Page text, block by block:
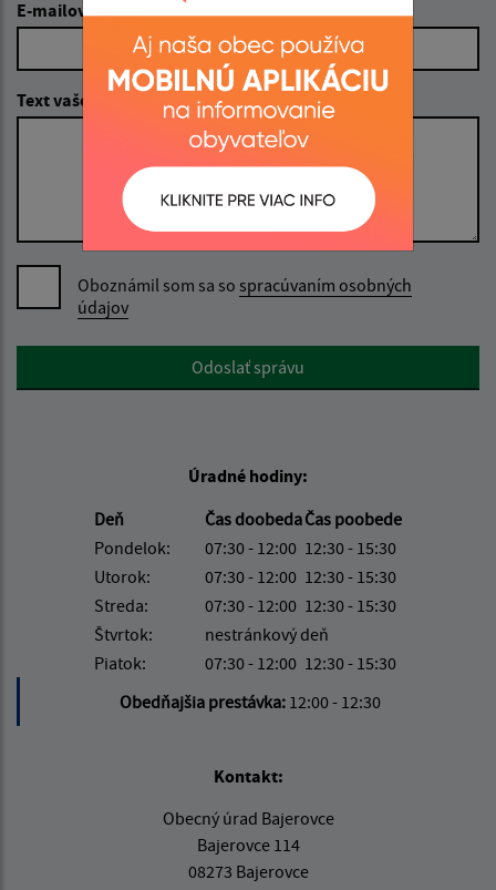
E-mailová adresa (povinné)
Text vašej správy (povinné)
Oboznámil som sa so spracúvaním osobných
údajov
Google reCaptcha ResponseOdoslať správu
Úradné hodiny:
Deň
Čas doobedaČas poobede
Pondelok:
07:30 - 12:00 12:30 - 15:30
Utorok:
07:30 - 12:00 12:30 - 15:30
Streda:
07:30 - 12:00 12:30 - 15:30
Štvrtok:
nestránkový deň
Piatok:
07:30 - 12:00 12:30 - 15:30
Obedňajšia prestávka: 12:00 - 12:30
Kontakt:
Obecný úrad Bajerovce
Bajerovce 114
08273 Bajerovce